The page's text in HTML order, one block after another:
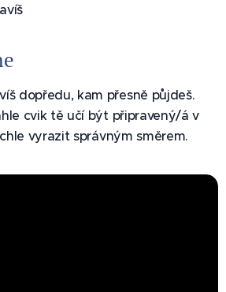
dopředu, kam přesně půjdeš.
cvik tě učí být připravený/á v
vyrazit správným směrem.